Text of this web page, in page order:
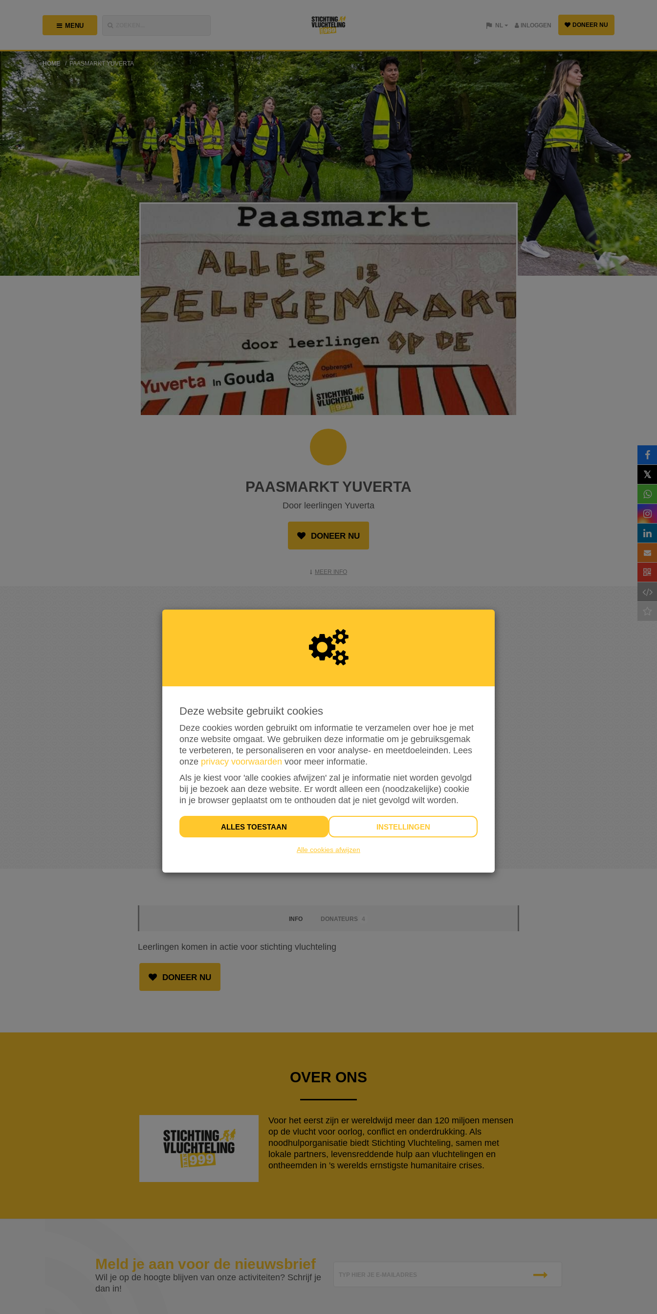
MENU DONEER NU
INLOGGEN
NL
HOME PAASMARKT YUVERTA
PAASMARKT YUVERTA
Door leerlingen Yuverta
DONEER NU
MEER INFO
OPGEHAALD
5 8 5
DONATIES
INFO DONATEURS 4
Leerlingen komen in actie voor stichting vluchteling
DONEER NU
OVER ONS
Voor het eerst zijn er wereldwijd meer dan 120 miljoen mensen
op de vlucht voor oorlog, conflict en onderdrukking. Als
noodhulporganisatie biedt Stichting Vluchteling, samen met
lokale partners, levensreddende hulp aan vluchtelingen en
ontheemden in 's werelds ernstigste humanitaire crises.
Meld je aan voor de nieuwsbrief
Wil je op de hoogte blijven van onze activiteiten? Schrijf je
dan in!
TYP HIER JE E-MAILADRES
𝕏
Deze website gebruikt cookies
Deze cookies worden gebruikt om informatie te verzamelen over hoe je met
onze website omgaat. We gebruiken deze informatie om je gebruiksgemak
te verbeteren, te personaliseren en voor analyse- en meetdoeleinden. Lees
onze privacy voorwaarden voor meer informatie.
Als je kiest voor 'alle cookies afwijzen' zal je informatie niet worden gevolgd
bij je bezoek aan deze website. Er wordt alleen een (noodzakelijke) cookie
in je browser geplaatst om te onthouden dat je niet gevolgd wilt worden.
ALLES TOESTAAN INSTELLINGEN
Alle cookies afwijzen